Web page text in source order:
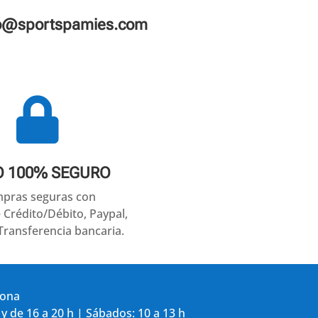

100% SEGURO
seguras con
Crédito/Débito, Paypal,
bancaria.
de 16 a 20 h | Sábados: 10 a 13 h